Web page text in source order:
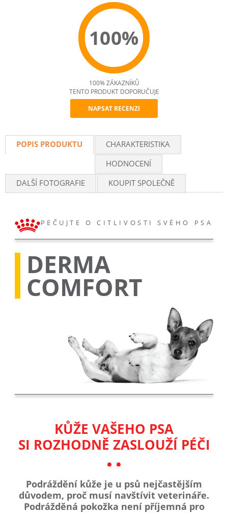
100%
Recommend
100% ZÁKAZNÍKŮ
TENTO PRODUKT DOPORUČUJE
NAPSAT RECENZI
POPIS PRODUKTU
CHARAKTERISTIKA
HODNOCENÍ
DALŠÍ FOTOGRAFIE
KOUPIT SPOLEČNĚ
PEČUJTE O CITLIVOSTI SVÉHO PSA
DERMA
COMFORT
KŮŽE VAŠEHO PSA
SI ROZHODNĚ ZASLOUŽÍ PÉČI
Podráždění kůže je u psů nejčastějším
důvodem, proč musí navštívit veterináře.
Podrážděná pokožka není příjemná pro